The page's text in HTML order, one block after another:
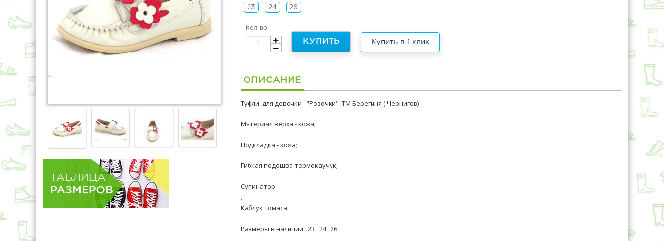
23 24 26
Кол-во
КУПИТЬ Купить в 1 клик
ОПИСАНИЕ
Туфли для девочки "Розочки" ТМ Берегиня ( Чернигов)
Материал верха - кожа;
Подкладка - кожа;
Гибкая подошва-термокаучук;
Супинатор
.
Каблук Томаса
Размеры в наличии: 23 24 26